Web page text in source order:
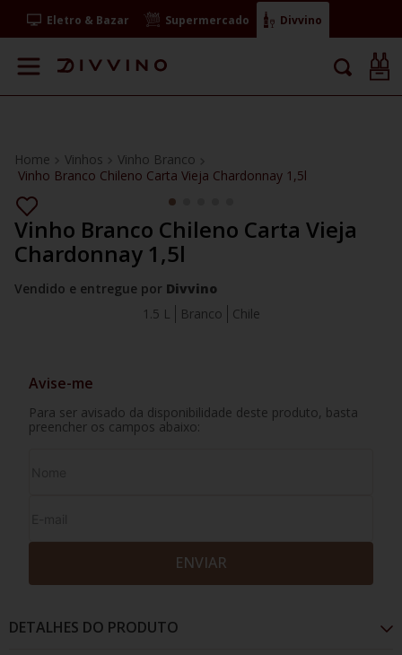
Eletro & Bazar Supermercado Divvino
Vinhos
Vinho Branco
Vinho Branco Chileno Carta Vieja Chardonnay 1,5l
Vinho Branco Chileno Carta Vieja
Chardonnay 1,5l
Vendido e entregue por Divvino
Branco
Chile
1.5 L
Avise-me
Para ser avisado da disponibilidade deste produto, basta
preencher os campos abaixo:
ENVIAR
DETALHES DO PRODUTO